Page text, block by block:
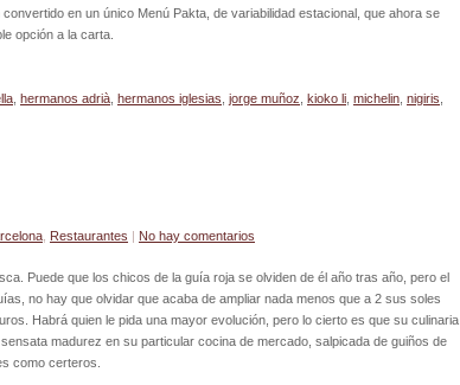
en un único Menú Pakta, de variabilidad estacional, que ahora se
opción a la carta.
hermanos adrià hermanos iglesias jorge muñoz kioko li michelin nigiris
Restaurantes | No hay comentarios
Puede que los chicos de la guía roja se olviden de él año tras año, pero el
no hay que olvidar que acaba de ampliar nada menos que a 2 sus soles
Habrá quien le pida una mayor evolución, pero lo cierto es que su culinaria
madurez en su particular cocina de mercado, salpicada de guiños de
como certeros.